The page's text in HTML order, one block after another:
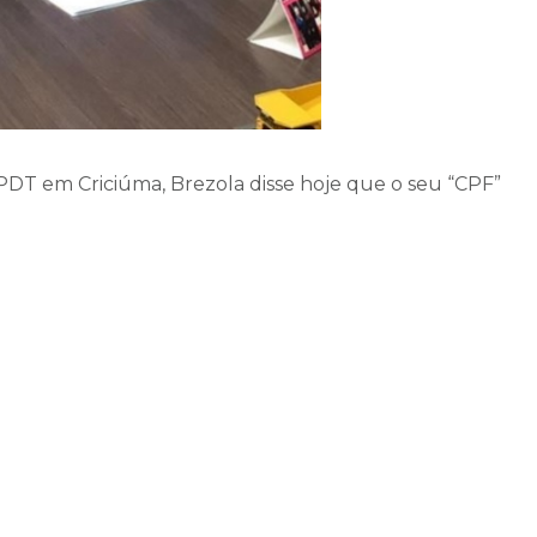
em Criciúma, Brezola disse hoje que o seu “CPF”